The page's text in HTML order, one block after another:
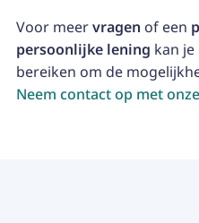
Voor meervragen of een
persoonlijke lening kan
bereiken om de
Neem contact op met